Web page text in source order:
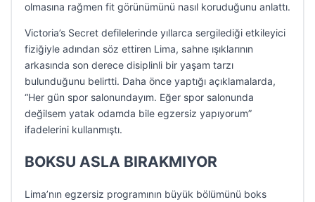
olmasına rağmen fit görünümünü nasıl koruduğunu anlattı.
Victoria’s Secret defilelerinde yıllarca sergilediği etkileyici
fiziğiyle adından söz ettiren Lima, sahne ışıklarının
arkasında son derece disiplinli bir yaşam tarzı
bulunduğunu belirtti. Daha önce yaptığı açıklamalarda,
“Her gün spor salonundayım. Eğer spor salonunda
değilsem yatak odamda bile egzersiz yapıyorum”
ifadelerini kullanmıştı.
BOKSU ASLA BIRAKMIYOR
Lima’nın egzersiz programının büyük bölümünü boks